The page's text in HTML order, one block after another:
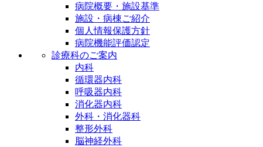
病院概要・施設基準
施設・病棟ご紹介
個人情報保護方針
病院機能評価認定
診療科のご案内
内科
循環器内科
呼吸器内科
消化器内科
外科・消化器科
整形外科
脳神経外科